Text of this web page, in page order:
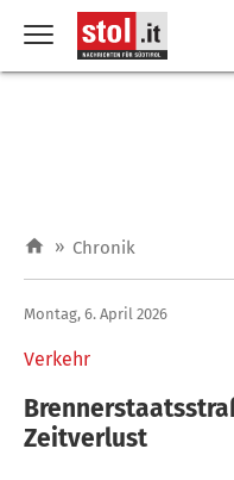
» Chronik
Verkehr
Montag, 6. April 2026
Zeitverlust